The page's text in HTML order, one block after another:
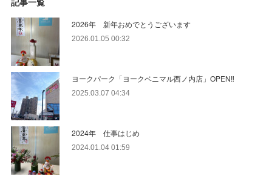
記事一覧
2026年 新年おめでとうございます
2026.01.05 00:32
ヨークパーク「ヨークベニマル西ノ内店」OPEN‼
2025.03.07 04:34
2024年 仕事はじめ
2024.01.04 01:59